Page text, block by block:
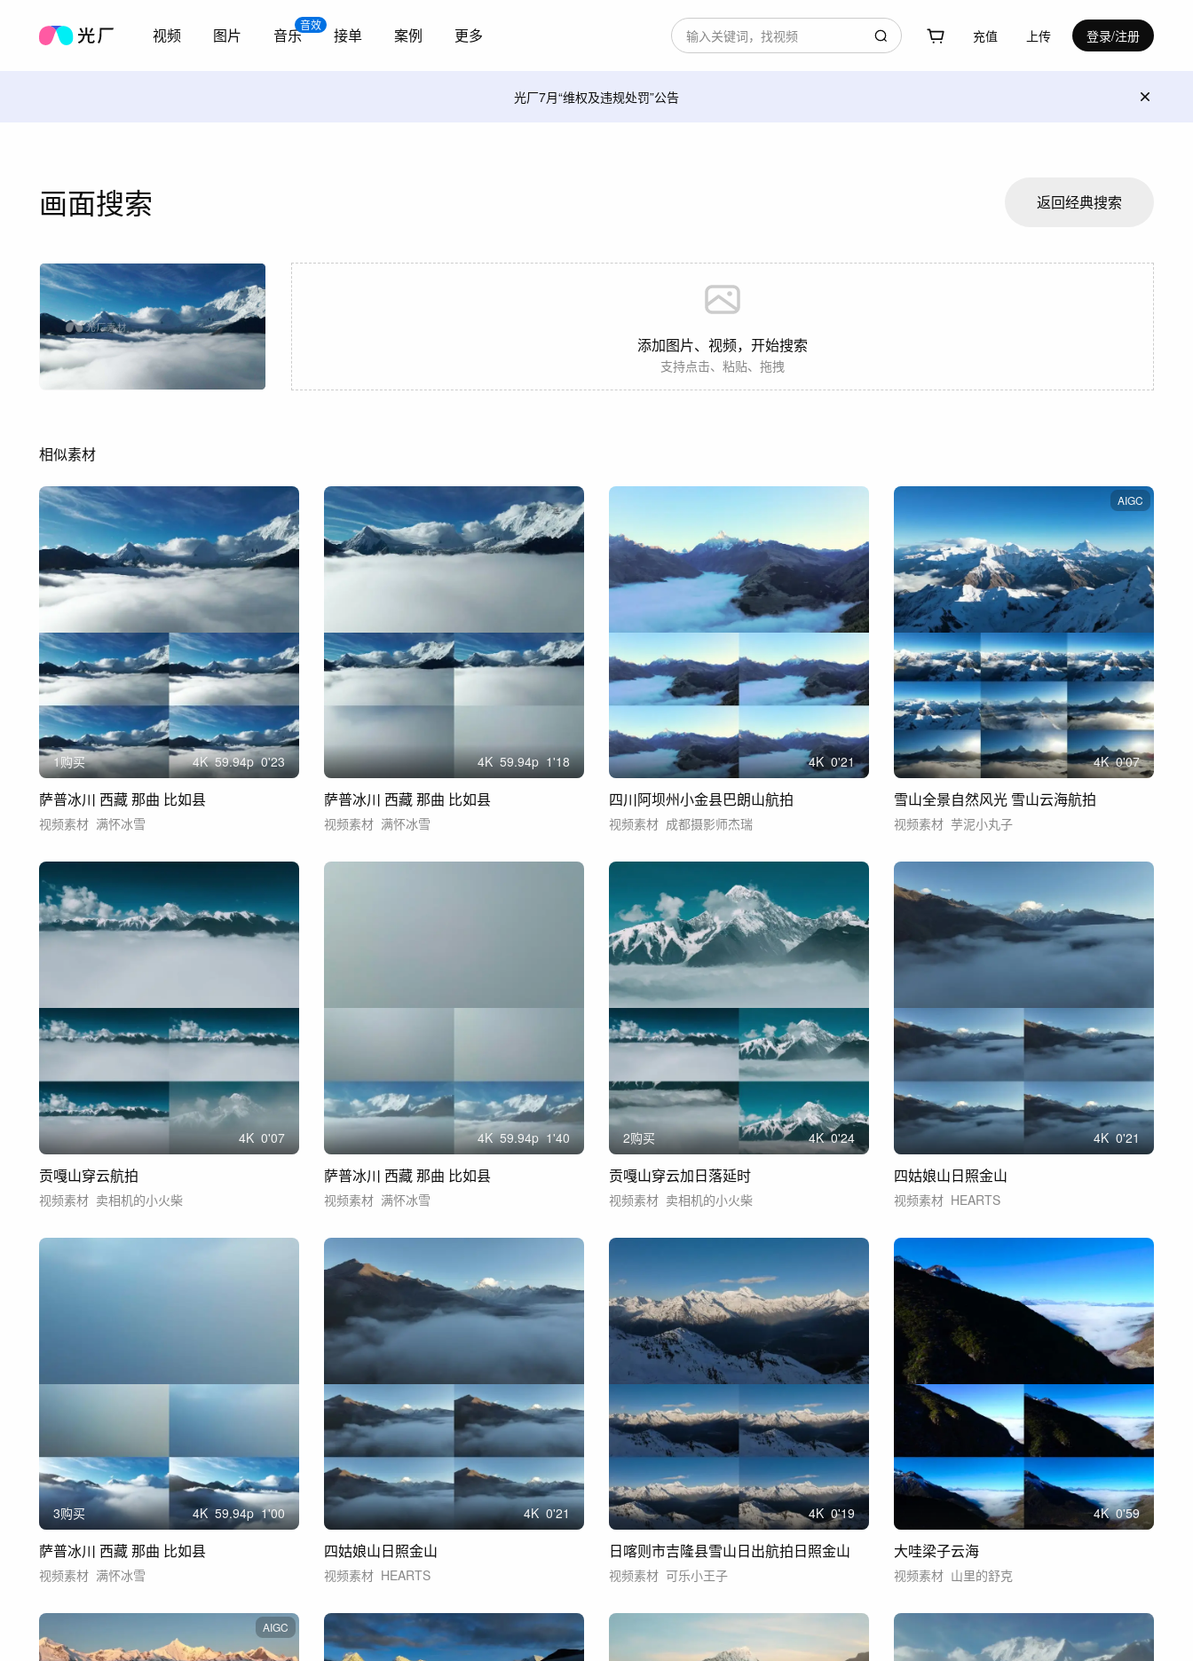
视频 图片
音效
音乐 接单 案例 更多 充值 上传 登录/注册
光厂7月“维权及违规处罚”公告
画面搜索 返回经典搜索
添加图片、视频，开始搜索
支持点击、粘贴、拖拽
相似素材
1购买 4K 59.94p 0'23
萨普冰川 西藏 那曲 比如县
视频素材 满怀冰雪
4K 59.94p 1'18
萨普冰川 西藏 那曲 比如县
视频素材 满怀冰雪
4K 0'21
四川阿坝州小金县巴朗山航拍
视频素材 成都摄影师杰瑞
AIGC
4K 0'07
雪山全景自然风光 雪山云海航拍
视频素材 芋泥小丸子
4K 0'07
贡嘎山穿云航拍
视频素材 卖相机的小火柴
4K 59.94p 1'40
萨普冰川 西藏 那曲 比如县
视频素材 满怀冰雪
2购买 4K 0'24
贡嘎山穿云加日落延时
视频素材 卖相机的小火柴
4K 0'21
四姑娘山日照金山
视频素材 HEARTS
3购买 4K 59.94p 1'00
萨普冰川 西藏 那曲 比如县
视频素材 满怀冰雪
4K 0'21
四姑娘山日照金山
视频素材 HEARTS
4K 0'19
日喀则市吉隆县雪山日出航拍日照金山
视频素材 可乐小王子
4K 0'59
大哇梁子云海
视频素材 山里的舒克
AIGC